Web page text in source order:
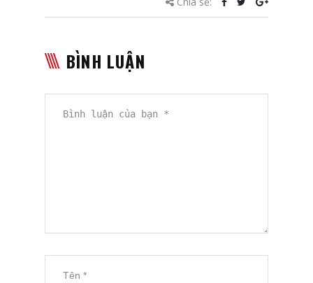
BÌNH LUẬN